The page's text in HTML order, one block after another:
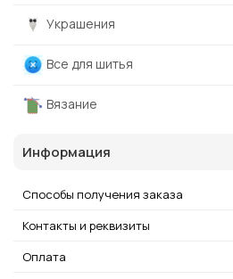
Украшения
Все для шитья
Вязание
Информация
Способы получения заказа
Контакты и реквизиты
Оплата